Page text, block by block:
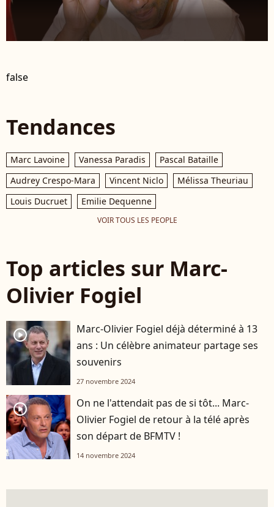
false
Tendances
Marc Lavoine Vanessa Paradis
Pascal Bataille
Audrey Crespo-Mara
Vincent Niclo
Mélissa Theuriau
Louis Ducruet
Emilie Dequenne
VOIR TOUS LES PEOPLE
Top articles sur Marc-
Olivier Fogiel
player2
Marc-Olivier Fogiel déjà déterminé à 13
ans : Un célèbre animateur partage ses
souvenirs
27 novembre 2024
player2
On ne l'attendait pas de si tôt... Marc-
Olivier Fogiel de retour à la télé après
son départ de BFMTV !
14 novembre 2024